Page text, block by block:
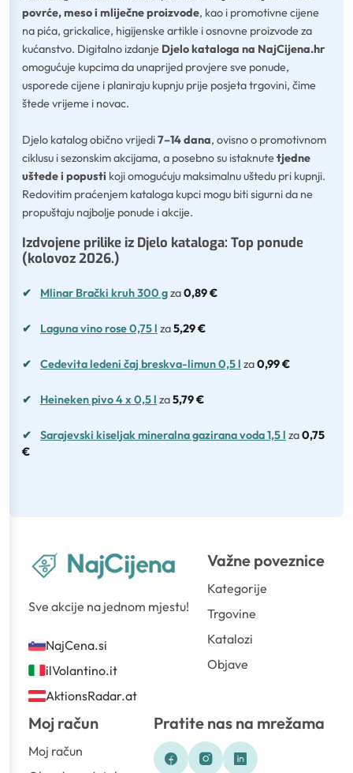
povrće, meso i mliječne proizvode, kao i promotivne cijene
na pića, grickalice, higijenske artikle i osnovne proizvode za
kućanstvo. Digitalno izdanje Djelo kataloga na NajCijena.hr
omogućuje kupcima da unaprijed provjere sve ponude,
usporede cijene i planiraju kupnju prije posjeta trgovini, čime
štede vrijeme i novac.
Djelo katalog obično vrijedi7–14 dana, ovisno o promotivnom
ciklusu i sezonskim akcijama, a posebno su istaknutetjedne
uštede i popusti koji omogućuju maksimalnu uštedu pri kupnji.
Redovitim praćenjem kataloga kupci mogu biti sigurni da ne
propuštaju najbolje ponude i akcije.
Izdvojene prilike iz Djelo kataloga: Top ponude
(kolovoz 2026.)
✔ Mlinar Brački kruh 300 gza0,89 €
✔ Laguna vino rose 0,75 l za5,29 €
✔ Cedevita ledeni čaj breskva-limun 0,5 l za0,99 €
✔ Heineken pivo 4 x 0,5 l za5,79 €
✔ Sarajevski kiseljak mineralna gazirana voda 1,5 l za0,75
€
Sve akcije na jednom mjestu!
NajCena.si
ilVolantino.it
AktionsRadar.at
Važne poveznice
Kategorije
Trgovine
Katalozi
Objave
Moj račun
Moj račun
Pratite nas na mrežama